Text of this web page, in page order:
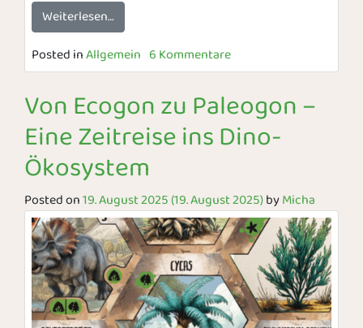
Weiterlesen…
Posted inAllgemein 6 Kommentare
Von Ecogon zu Paleogon –
Eine Zeitreise ins Dino-
Ökosystem
Posted on19. August 2025 (19. August 2025)byMicha